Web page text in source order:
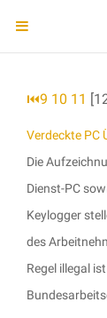
⏮9 10 11
Verdeckte PC
Die
Dienst-PC
Keylogger
des
Regel illegal ist.